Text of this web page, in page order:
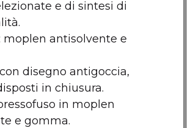
e di sintesi di
moplen antisolvente e
disegno antigoccia,
in chiusura.
in moplen
e gomma.
con
-
BIGMAT Setola